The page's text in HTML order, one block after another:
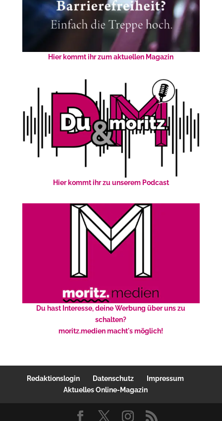
Hier kommt ihr zum aktuellen Magazin
Hier kommt ihr zu unserem Podcast
Du hast Interesse, deine Werbung über uns zu
schalten?
moritz.medien macht's möglich!
Redaktionslogin Datenschutz
Impressum
Aktuelles Online-Magazin